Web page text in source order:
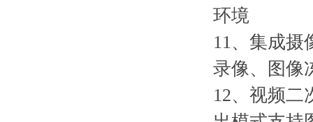
环境
11、集成摄
录像、图像
12、视频二